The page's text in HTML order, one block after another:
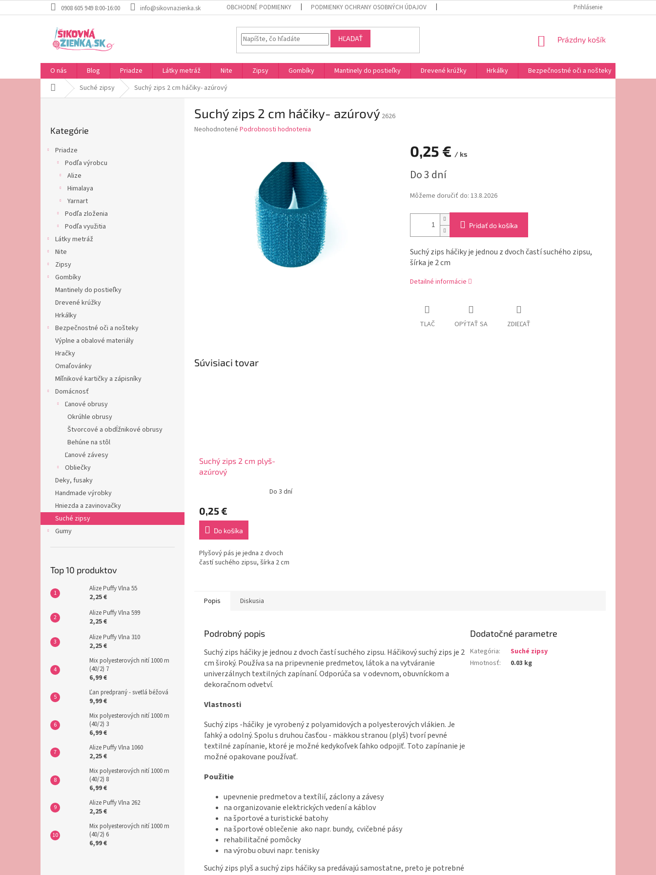
na
0908 605 949 8:00-16:00 info@sikovnazienka.sk OBCHODNÉ PODMIENKY PODMIENKY OCHRANY OSOBNÝCH ÚDAJOV OMAĽOVÁNKY NA VYTLAČENIE
Prihlásenie
HĽADAŤ
NÁKUPNÝ
Prázdny košík
O nás Blog Priadze Látky metráž Nite Zipsy Gombíky Mantinely do postieľky Drevené krúžky Hrkálky Bezpečnostné oči a nošteky
DomovSuché zipsy Suchý zips 2 cm háčiky- azúrový
kategórie
Kategórie
Priadze
Podľa výrobcu
Alize
Himalaya
Yarnart
Podľa zloženia
Podľa využitia
Látky metráž
Nite
Zipsy
Gombíky
Mantinely do postieľky
Drevené krúžky
Hrkálky
Bezpečnostné oči a nošteky
Výplne a obalové materiály
Hračky
Omaľovánky
Míľnikové kartičky a zápisníky
Domácnosť
Ľanové obrusy
Okrúhle obrusy
Štvorcové a obdĺžnikové obrusy
Behúne na stôl
Ľanové závesy
Obliečky
Deky, fusaky
Handmade výrobky
Hniezda a zavinovačky
Suché zipsy
Gumy
Top 10 produktov
Alize Puffy Vlna 55
2,25 €
Alize Puffy Vlna 599
2,25 €
Alize Puffy Vlna 310
2,25 €
Mix polyesterových nití 1000 m
(40/2) 7
6,99 €
Ľan predpraný - svetlá béžová
9,99 €
Mix polyesterových nití 1000 m
(40/2) 3
6,99 €
Alize Puffy Vlna 1060
2,25 €
Mix polyesterových nití 1000 m
(40/2) 8
6,99 €
Alize Puffy Vlna 262
2,25 €
Mix polyesterových nití 1000 m
(40/2) 6
6,99 €
Suchý zips 2 cm háčiky- azúrový 2626
Priemerné
Neohodnotené Podrobnosti hodnotenia
0,25 € / ks
cena:
Do 3 dní
Môžeme doručiť do: 13.8.2026
Pridať do košíka
Suchý zips háčiky je jednou z dvoch častí suchého zipsu,
šírka je 2 cm
Detailné informácie
TLAČ OPÝTAŤ SA ZDIEĽAŤ
Súvisiaci tovar
Suchý zips 2 cm plyš-
azúrový
Do 3 dní
0,25 €
Do košíka
Plyšový pás je jedna z dvoch
častí suchého zipsu, šírka 2 cm
Popis Diskusia
Podrobný popis
Suchý zips háčiky je jednou z dvoch častí suchého zipsu. Háčikový suchý zips je 2
cm široký. Používa sa na pripevnenie predmetov, látok a na vytváranie
univerzálnych textilných zapínaní. Odporúča sa v odevnom, obuvníckom a
dekoračnom odvetví.
Vlastnosti
Suchý zips -háčiky je vyrobený z polyamidových a polyesterových vlákien. Je
ľahký a odolný. Spolu s druhou časťou - mäkkou stranou (plyš) tvorí pevné
textilné zapínanie, ktoré je možné kedykoľvek ľahko odpojiť. Toto zapínanie je
možné opakovane používať.
Použitie
upevnenie predmetov a textílií, záclony a závesy
na organizovanie elektrických vedení a káblov
na športové a turistické batohy
na športové oblečenie ako napr. bundy, cvičebné pásy
rehabilitačné pomôcky
na výrobu obuvi napr. tenisky
Suchý zips plyš a suchý zips háčiky sa predávajú samostatne, preto je potrebné
Dodatočné parametre
Kategória:
Suché zipsy
Hmotnosť: 0.03 kg